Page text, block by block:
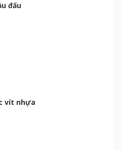
đấu
vít nhựa